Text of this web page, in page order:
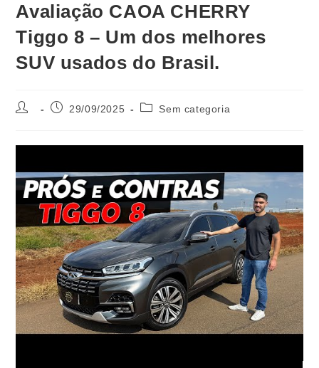
Avaliação CAOA CHERRY
Tiggo 8 – Um dos melhores
SUV usados do Brasil.
29/09/2025 Sem categoria